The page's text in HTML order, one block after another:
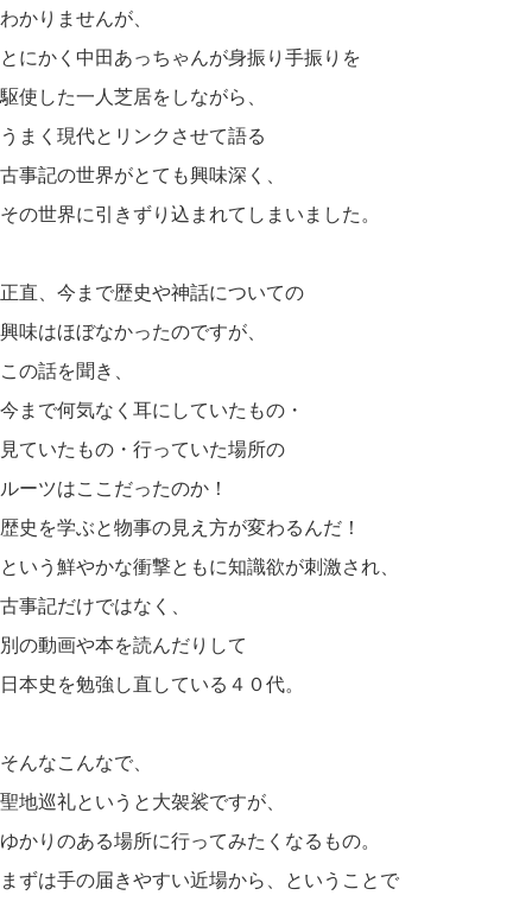
わかりませんが、
とにかく中田あっちゃんが身振り手振りを
駆使した一人芝居をしながら、
うまく現代とリンクさせて語る
古事記の世界がとても興味深く、
その世界に引きずり込まれてしまいました。
正直、今まで歴史や神話についての
興味はほぼなかったのですが、
この話を聞き、
今まで何気なく耳にしていたもの・
見ていたもの・行っていた場所の
ルーツはここだったのか！
歴史を学ぶと物事の見え方が変わるんだ！
という鮮やかな衝撃ともに知識欲が刺激され、
古事記だけではなく、
別の動画や本を読んだりして
日本史を勉強し直している４０代。
そんなこんなで、
聖地巡礼というと大袈裟ですが、
ゆかりのある場所に行ってみたくなるもの。
まずは手の届きやすい近場から、ということで